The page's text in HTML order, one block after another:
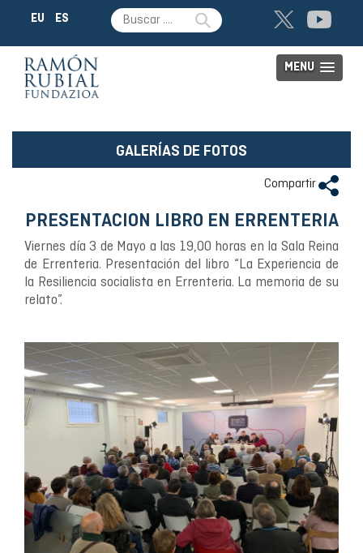
EU ES
MENU
GALERÍAS DE FOTOS
Compartir
PRESENTACION LIBRO EN ERRENTERIA
Viernes día 3 de Mayo a las 19,00 horas en la Sala Reina
de Errenteria. Presentación del libro “La Experiencia de
la Resiliencia socialista en Errenteria. La memoria de su
relato”.